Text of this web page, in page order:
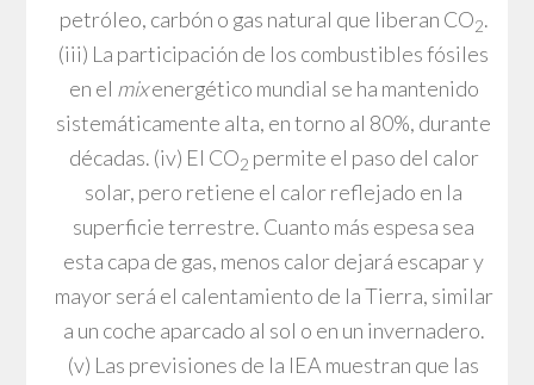
petróleo, carbón o gas natural que liberan CO2.
(iii) La participación de los combustibles fósiles
en el mixenergético mundial se ha mantenido
sistemáticamente alta, en torno al 80%, durante
décadas. (iv) El CO2 permite el paso del calor
solar, pero retiene el calor reflejado en la
superficie terrestre. Cuanto más espesa sea
esta capa de gas, menos calor dejará escapar y
mayor será el calentamiento de la Tierra, similar
a un coche aparcado al sol o en un invernadero.
(v) Las previsiones de la IEA muestran que las